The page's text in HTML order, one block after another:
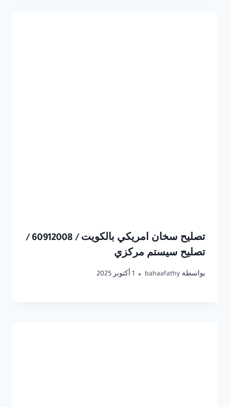
تصليح سخان امريكي بالكويت / 60912008 /
تصليح سيستم مركزي
بواسطة bahaafathy 1 أكتوبر 2025